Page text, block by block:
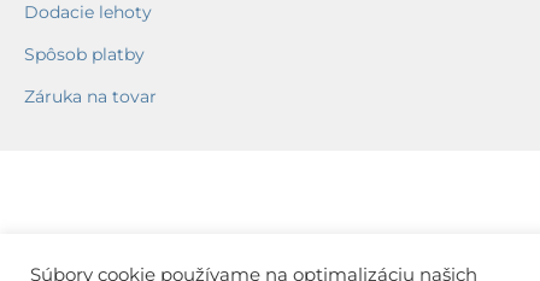
Dodacie lehoty
Spôsob platby
Záruka na tovar
Súbory cookie používame na optimalizáciu našich